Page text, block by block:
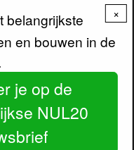
We hebben
voor huurders uit
is niet
negatieve
×
belangrijkste
en bouwen in de
je op de
NUL20